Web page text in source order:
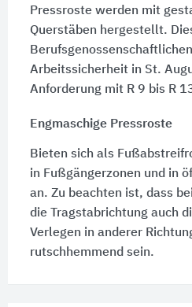
Pressroste werden mit
Querstäben hergestellt.
Arbeitssicherheit in St.
Anforderung mit R 9 bis R
Engmaschige Pressroste
Bieten sich als
in Fußgängerzonen und in
an. Zu beachten ist, dass
die Tragstabrichtung auch
Verlegen in anderer
rutschhemmend sein.